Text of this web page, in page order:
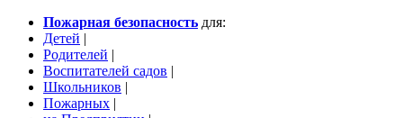
Пожарная безопасность для:
Детей |
Родителей |
Воспитателей садов |
Школьников |
Пожарных |